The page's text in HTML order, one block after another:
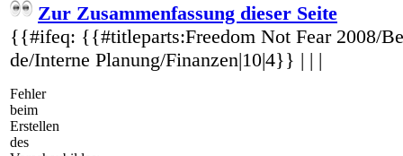
Zur Zusammenfassung dieser Seite
{{#ifeq: {{#titleparts:Freedom Not Fear 2008/
de/Interne Planung/Finanzen|10|4}} | | |
Fehler
beim
Erstellen
des